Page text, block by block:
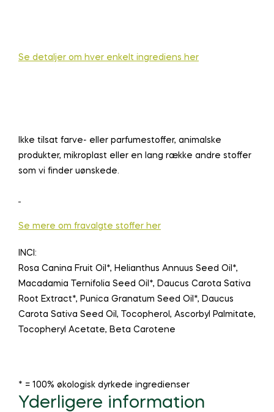
Se detaljer om hver enkelt ingrediens her
Ikke tilsat farve- eller parfumestoffer, animalske
produkter, mikroplast eller en lang række andre stoffer
som vi finder uønskede.
Se mere om fravalgte stoffer her
INCI:
Rosa Canina Fruit Oil*, Helianthus Annuus Seed Oil*,
Macadamia Ternifolia Seed Oil*, Daucus Carota Sativa
Root Extract*, Punica Granatum Seed Oil*, Daucus
Carota Sativa Seed Oil, Tocopherol, Ascorbyl Palmitate,
Tocopheryl Acetate, Beta Carotene
* = 100% økologisk dyrkede ingredienser
Yderligere information